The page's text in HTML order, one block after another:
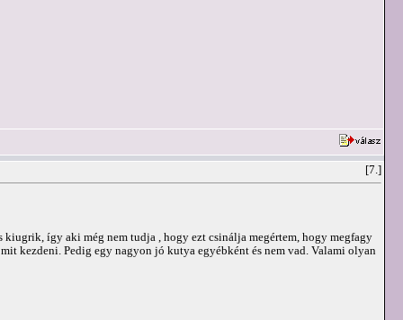
[7.]
így aki még nem tudja , hogy ezt csinálja megértem, hogy megfagy
kezdeni. Pedig egy nagyon jó kutya egyébként és nem vad. Valami olyan